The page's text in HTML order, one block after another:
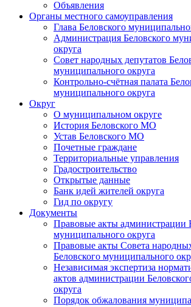
Объявления
Органы местного самоуправления
Глава Беловского
Администрация Беловского
округа
Совет народных депутатов
муниципального округа
Контрольно-счётная палата
муниципального округа
Округ
О муниципальном округе
История Беловского МО
Устав Беловского МО
Почетные граждане
Территориальные управления
Градостроительство
Открытые данные
Банк идей жителей округа
Гид по округу
Документы
Правовые акты администрации
муниципального округа
Правовые акты Совета
Беловского муниципального
Независимая экспертиза
актов администрации
округа
Порядок обжалования